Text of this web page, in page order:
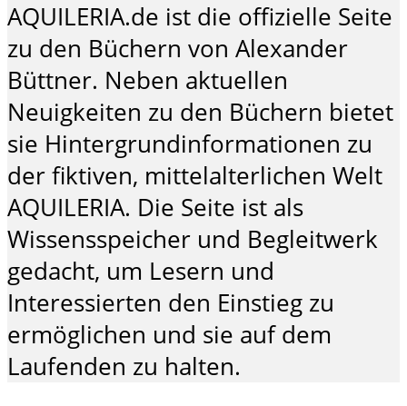
AQUILERIA.de ist die offizielle Seite
zu den Büchern von Alexander
Büttner. Neben aktuellen
Neuigkeiten zu den Büchern bietet
sie Hintergrundinformationen zu
der fiktiven, mittelalterlichen Welt
AQUILERIA. Die Seite ist als
Wissensspeicher und Begleitwerk
gedacht, um Lesern und
Interessierten den Einstieg zu
ermöglichen und sie auf dem
Laufenden zu halten.